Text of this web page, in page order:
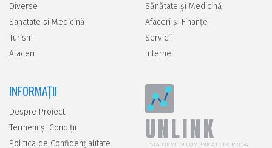
Diverse
Sanatate si Medicină
Turism
Afaceri
Sănătate şi Medicină
Afaceri şi Finanţe
Servicii
Internet
INFORMAȚII
Despre Proiect
Termeni și Condiții
Politica de Confidențialitate
UNLINK
LISTA FIRME SI COMUNICATE DE PRESA